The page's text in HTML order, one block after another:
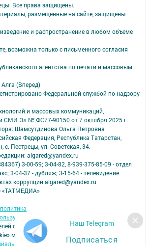
Наш Telegram
Подписаться
Все права защищены.
размещенные на сайте, защищены
и распространение в любом объеме
возможна только с письменного согласия
агентства по печати и массовым
(Вперед)
Федеральной службой по надзору
и массовых коммуникаций,
СМИ Эл № ФС77-90150 от 7 октября 2025 г.
Шамсутдинова Ольга Петровна
Федерация, Республика Татарстан,
с. Пестрецы, ул. Советская, 34.
algared@yandex.ru
3-00-59; 3-04-82, 8-939-375-85-09 - отдел
3-04-37 - дубляж; 3-15-64 - телевидение.
коррупции algared@yandex.ru
«ТАТМЕДИА»
«cookie»
для персонализации сервисов и
сайтом.
можно отменить в настройках браузера.